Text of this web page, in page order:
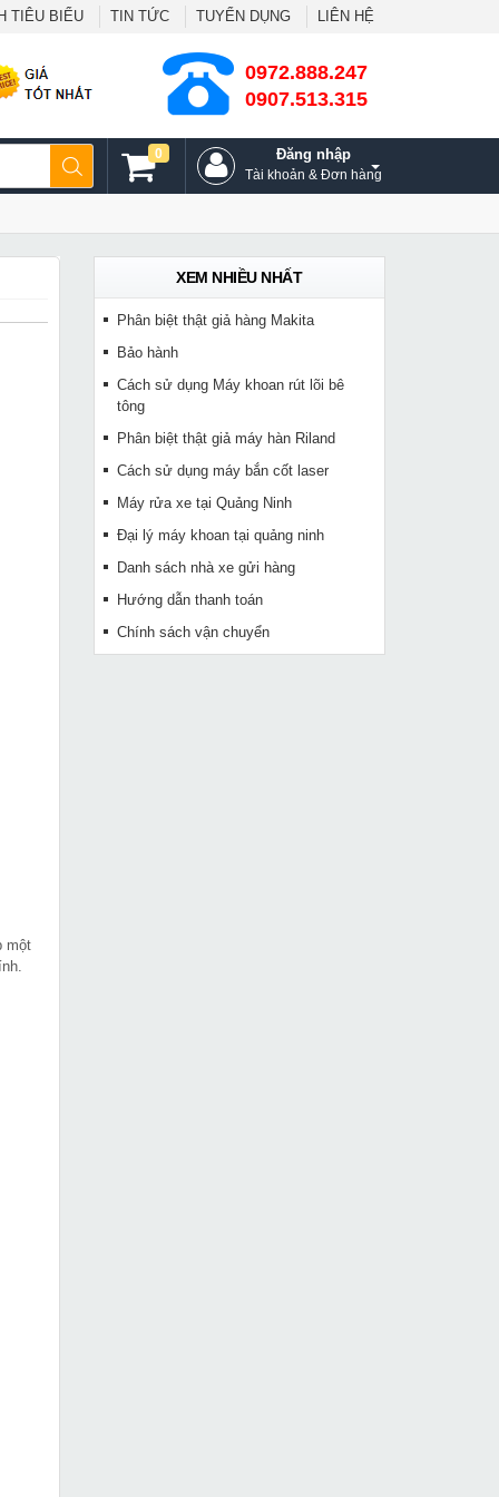
TIÊU BIỂU TIN TỨC TUYỂN DỤNG LIÊN HỆ
0972.888.247
0907.513.315
Đăng nhập
Tài khoản & Đơn hàng
0
một
XEM NHIỀU NHẤT
Phân biệt thật giả hàng Makita
Bảo hành
Cách sử dụng Máy khoan rút lõi bê
tông
Phân biệt thật giả máy hàn Riland
Cách sử dụng máy bắn cốt laser
Máy rửa xe tại Quảng Ninh
Đại lý máy khoan tại quảng ninh
Danh sách nhà xe gửi hàng
Hướng dẫn thanh toán
Chính sách vận chuyển